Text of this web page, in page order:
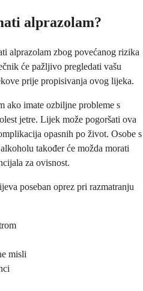
alprazolam?
alprazolam zbog povećanog rizika
će pažljivo pregledati vašu
prije propisivanja ovog lijeka.
ako imate ozbiljne probleme s
jetre. Lijek može pogoršati ova
opasnih po život. Osobe s
također će možda morati
za ovisnost.
poseban oprez pri razmatranju
misli